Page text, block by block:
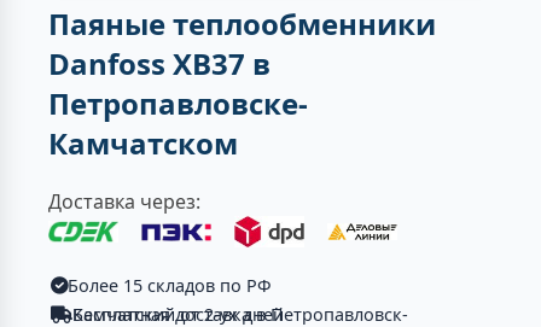
Паяные теплообменники
Danfoss XB37 в
Петропавловске-
Камчатском
Доставка через:
Более 15 складов по РФ
Бесплатная доставка в Петропавловск-Камчатский от 2-ух дней